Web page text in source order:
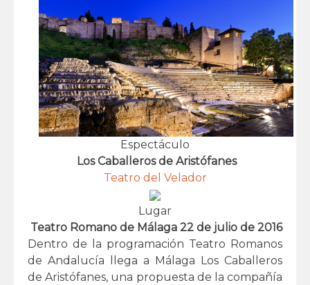
Espectáculo
Los Caballeros de Aristófanes
Teatro del Velador
Lugar
Teatro Romano de Málaga 22 de julio de 2016
Dentro de la programación Teatro Romanos
de Andalucía llega a Málaga Los Caballeros
de Aristófanes, una propuesta de la compañía